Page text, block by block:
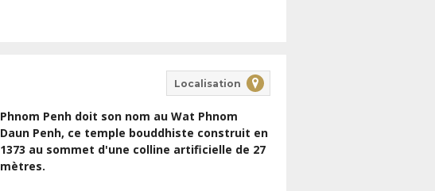
Localisation
Phnom Penh doit son nom au Wat Phnom
Daun Penh, ce temple bouddhiste construit en
1373 au sommet d'une colline artificielle de 27
mètres.